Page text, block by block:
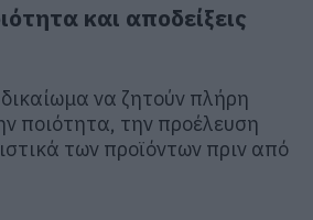
και αποδείξεις
να ζητούν πλήρη
ποιότητα, την προέλευση
των προϊόντων πριν από